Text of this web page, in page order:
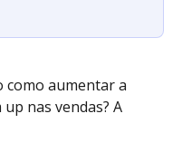
como aumentar a
nas vendas? A